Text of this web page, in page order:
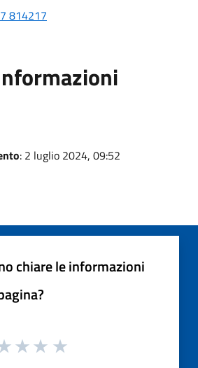
814217
: 2 luglio 2024, 09:52
chiare le informazioni